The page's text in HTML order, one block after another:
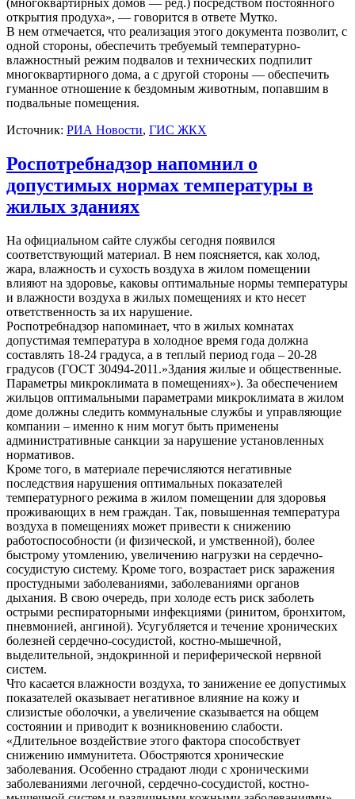
(многоквартирных домов — ред.) посредством постоянного
открытия продуха», — говорится в ответе Мутко.
В нем отмечается, что реализация этого документа позволит, с
одной стороны, обеспечить требуемый температурно-
влажностный режим подвалов и технических подпилит
многоквартирного дома, а с другой стороны — обеспечить
гуманное отношение к бездомным животным, попавшим в
подвальные помещения.
Источник: РИА Новости, ГИС ЖКХ
Роспотребнадзор напомнил о
допустимых нормах температуры в
жилых зданиях
На официальном сайте службы сегодня появился
соответствующий материал. В нем поясняется, как холод,
жара, влажность и сухость воздуха в жилом помещении
влияют на здоровье, каковы оптимальные нормы температуры
и влажности воздуха в жилых помещениях и кто несет
ответственность за их нарушение.
Роспотребнадзор напоминает, что в жилых комнатах
допустимая температура в холодное время года должна
составлять 18-24 градуса, а в теплый период года – 20-28
градусов (ГОСТ 30494-2011.»Здания жилые и общественные.
Параметры микроклимата в помещениях»). За обеспечением
жильцов оптимальными параметрами микроклимата в жилом
доме должны следить коммунальные службы и управляющие
компании – именно к ним могут быть применены
административные санкции за нарушение установленных
нормативов.
Кроме того, в материале перечисляются негативные
последствия нарушения оптимальных показателей
температурного режима в жилом помещении для здоровья
проживающих в нем граждан. Так, повышенная температура
воздуха в помещениях может привести к снижению
работоспособности (и физической, и умственной), более
быстрому утомлению, увеличению нагрузки на сердечно-
сосудистую систему. Кроме того, возрастает риск заражения
простудными заболеваниями, заболеваниями органов
дыхания. В свою очередь, при холоде есть риск заболеть
острыми респираторными инфекциями (ринитом, бронхитом,
пневмонией, ангиной). Усугубляется и течение хронических
болезней сердечно-сосудистой, костно-мышечной,
выделительной, эндокринной и периферической нервной
систем.
Что касается влажности воздуха, то занижение ее допустимых
показателей оказывает негативное влияние на кожу и
слизистые оболочки, а увеличение сказывается на общем
состоянии и приводит к возникновению слабости.
«Длительное воздействие этого фактора способствует
снижению иммунитета. Обостряются хронические
заболевания. Особенно страдают люди с хроническими
заболеваниями легочной, сердечно-сосудистой, костно-